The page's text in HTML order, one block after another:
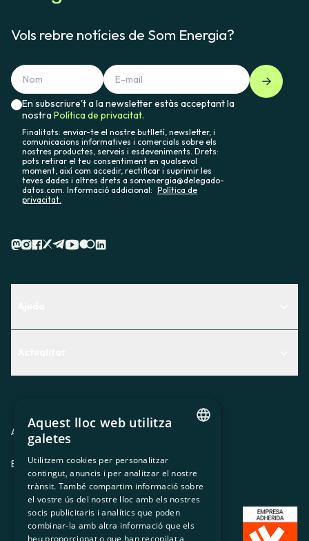
Vols rebre notícies de Som Energia?
En subscriure't a la newsletter estàs acceptant la
nostraPolítica de privacitat.
Finalitats: enviar-te el nostre butlletí, newsletter, i
comunicacions informatives i comercials sobre els
nostres productes, serveis i esdeveniments. Drets:
pots retirar el teu consentiment en qualsevol
moment, així com accedir, rectificar i suprimir les
teves dades i altres drets a somenergia@delegado-
datos.com. Informació addicional: Política de
privacitat.
Premsa
Treballa amb nosaltres
Avis legal Política de privacitatPolítica de cookies
ES CAGLEU
SPANISH
GL
BASQUE
Aquest lloc web utilitza
galetes
Utilitzem cookies per personalitzar
contingut, anuncis i per analitzar el nostre
trànsit. També compartim informació sobre
el vostre ús del nostre lloc amb els nostres
socis publicitaris i analítics que poden
combinar-la amb altra informació que els
heu proporcionat o que han recopilat a